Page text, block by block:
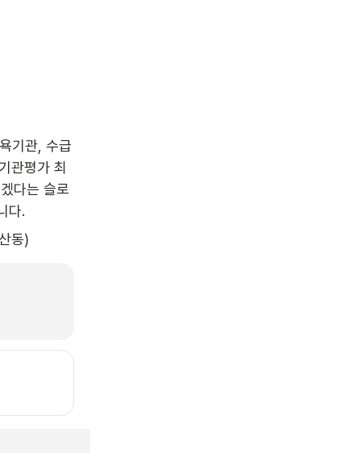
기관, 수급
관평가 최
다는 슬로
다.
동)